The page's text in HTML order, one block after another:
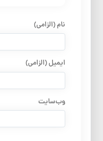
نام (الزامی)
ایمیل (الزامی)
وب‌سایت